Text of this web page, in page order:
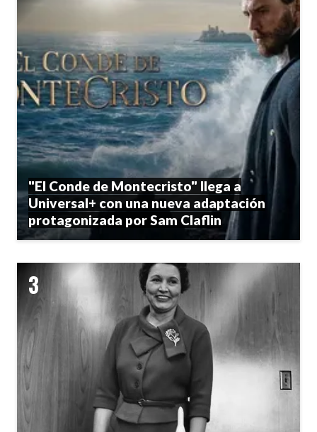
"El Conde de Montecristo" llega a
Universal+ con una nueva adaptación
protagonizada por Sam Claflin